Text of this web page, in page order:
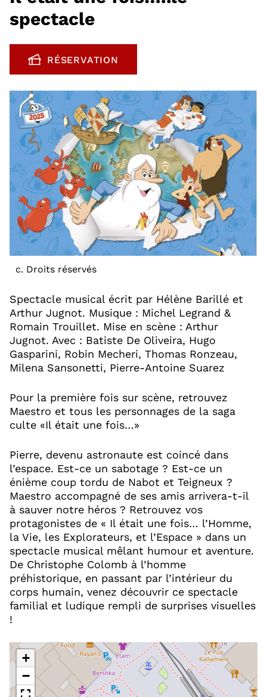
spectacle
RÉSERVATION
, OUVRE UNE NOUVELLE FENÊTRE
c. Droits réservés
Spectacle musical écrit par Hélène Barillé et
Arthur Jugnot. Musique : Michel Legrand &
Romain Trouillet. Mise en scène : Arthur
Jugnot. Avec : Batiste De Oliveira, Hugo
Gasparini, Robin Mecheri, Thomas Ronzeau,
Milena Sansonetti, Pierre-Antoine Suarez
Pour la première fois sur scène, retrouvez
Maestro et tous les personnages de la saga
culte «Il était une fois…»
Pierre, devenu astronaute est coincé dans
l’espace. Est-ce un sabotage ? Est-ce un
énième coup tordu de Nabot et Teigneux ?
Maestro accompagné de ses amis arrivera-t-il
à sauver notre héros ? Retrouvez vos
protagonistes de « Il était une fois… l’Homme,
la Vie, les Explorateurs, et l’Espace » dans un
spectacle musical mêlant humour et aventure.
De Christophe Colomb à l’homme
préhistorique, en passant par l’intérieur du
corps humain, venez découvrir ce spectacle
familial et ludique rempli de surprises visuelles
!
+
−